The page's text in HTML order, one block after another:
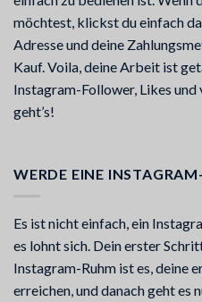
möchtest, klickst du einfach
Adresse und deine
Kauf. Voila, deine Arbeit ist
Instagram-Follower, Likes und
geht’s!
WERDE EINE
Es ist nicht einfach, ein
es lohnt sich. Dein erster
Instagram-Ruhm ist es, deine
erreichen, und danach geht es